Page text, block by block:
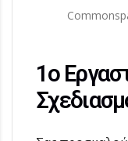
1ο